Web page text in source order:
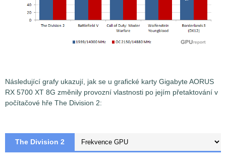
Následující grafy ukazují, jak se u grafické karty Gigabyte AORUS
RX 5700 XT 8G změnily provozní vlastnosti po jejím přetaktování v
počítačové hře The Division 2:
The Division 2